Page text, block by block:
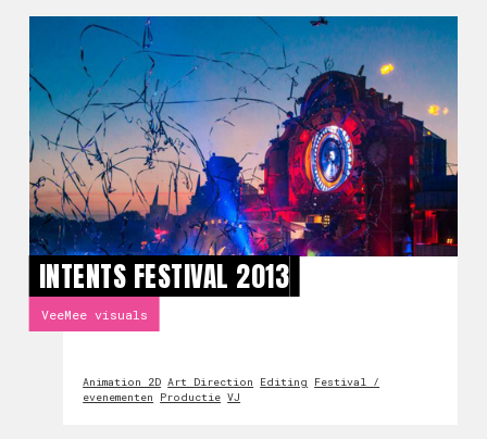
INTENTS FESTIVAL 2013
VeeMee visuals
Animation 2D Art Direction Editing
Festival /
evenementen
Productie VJ